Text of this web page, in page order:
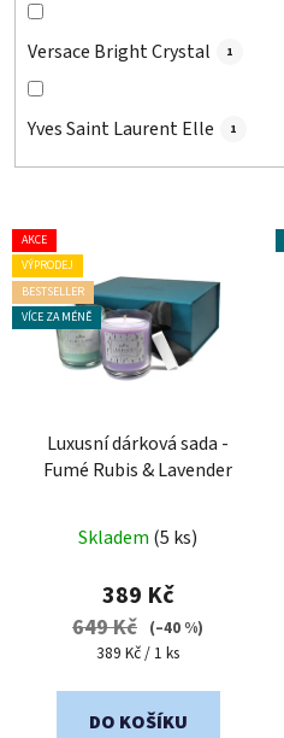
Versace Bright Crystal 1
Yves Saint Laurent Elle 1
V
ý
p
i
AKCE
VÝPRODEJ
BESTSELLER
VÍCE ZA MÉNĚ
Luxusní dárková sada -
Fumé Rubis & Lavender
Skladem (5 ks)
389 Kč
649 Kč (–40 %)
Měrná
389 Kč / 1 ks
DO KOŠÍKU